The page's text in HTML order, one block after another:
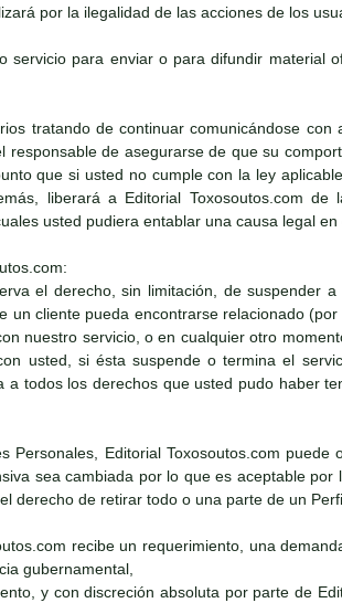
por la ilegalidad de las acciones de los
servicio para enviar o para difundir material
tratando de continuar comunicándose
responsable de asegurarse de que su
que si usted no cumple con la ley
liberará a Editorial Toxosoutos.com de
usted pudiera entablar una causa legal en
el derecho, sin limitación, de suspender
un cliente pueda encontrarse relacionado
nuestro servicio, o en cualquier otro
usted, si ésta suspende o termina el
a todos los derechos que usted pudo haber
Personales, Editorial Toxosoutos.com
sea cambiada por lo que es aceptable
derecho de retirar todo o una parte de un
recibe un requerimiento, una
gubernamental,
y con discreción absoluta por parte de